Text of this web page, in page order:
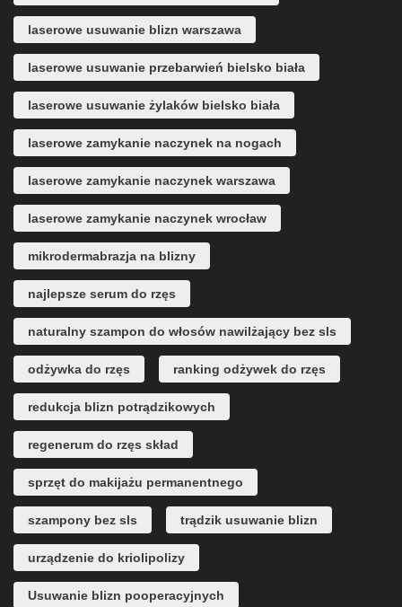
laserowe usuwanie blizn warszawa
laserowe usuwanie przebarwień bielsko biała
laserowe usuwanie żylaków bielsko biała
laserowe zamykanie naczynek na nogach
laserowe zamykanie naczynek warszawa
laserowe zamykanie naczynek wrocław
mikrodermabrazja na blizny
najlepsze serum do rzęs
naturalny szampon do włosów nawilżający bez sls
odżywka do rzęs ranking odżywek do rzęs
redukcja blizn potrądzikowych
regenerum do rzęs skład
sprzęt do makijażu permanentnego
szampony bez sls trądzik usuwanie blizn
urządzenie do kriolipolizy
Usuwanie blizn pooperacyjnych